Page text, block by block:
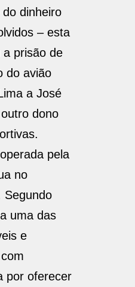
dinheiro
– esta
a prisão de
do avião
a José
dono
pela
no
Segundo
uma das
e
por oferecer